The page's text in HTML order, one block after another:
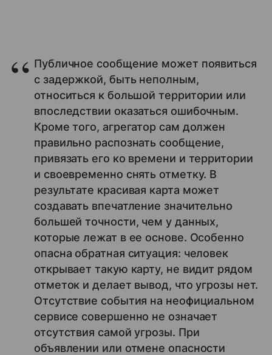
Публичное сообщение может появиться
с задержкой, быть неполным,
относиться к большой территории или
впоследствии оказаться ошибочным.
Кроме того, агрегатор сам должен
правильно распознать сообщение,
привязать его ко времени и территории
и своевременно снять отметку. В
результате красивая карта может
создавать впечатление значительно
большей точности, чем у данных,
которые лежат в ее основе. Особенно
опасна обратная ситуация: человек
открывает такую карту, не видит рядом
отметок и делает вывод, что угрозы нет.
Отсутствие события на неофициальном
сервисе совершенно не означает
отсутствия самой угрозы. При
объявлении или отмене опасности